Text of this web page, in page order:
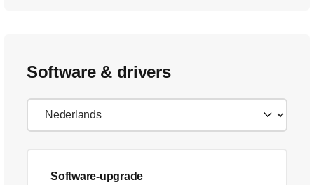
Software & drivers
Software-upgrade